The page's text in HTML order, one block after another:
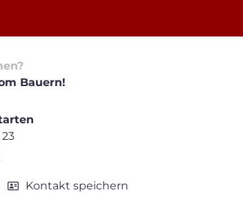
Bauern!
Kontakt speichern